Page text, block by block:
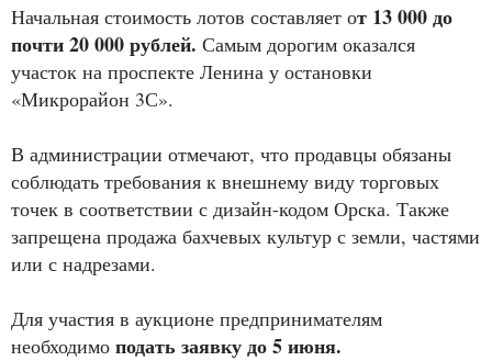
Начальная стоимость лотов составляет от 13 000 до
почти 20 000 рублей. Самым дорогим оказался
участок на проспекте Ленина у остановки
«Микрорайон 3С».
В администрации отмечают, что продавцы обязаны
соблюдать требования к внешнему виду торговых
точек в соответствии с дизайн-кодом Орска. Также
запрещена продажа бахчевых культур с земли, частями
или с надрезами.
Для участия в аукционе предпринимателям
необходимо подать заявку до 5 июня.